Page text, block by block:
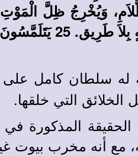
مِثْلَ السَّكْرَانِ.
له سلطان كامل على
الخلائق التي خلقها.
المذكورة
مع أنه مخرب بيوت